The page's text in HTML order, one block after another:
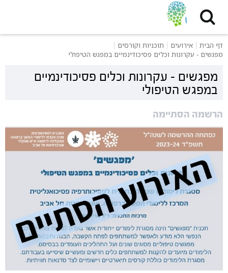
דף הבית אירועים
תוכניות וקורסים
מפגשים - עקרונות וכלים פסיכודינמיים במפגש הטיפולי
מפגשים - עקרונות וכלים פסיכודינמיים
במפגש הטיפולי
הרשמה הסתיימה